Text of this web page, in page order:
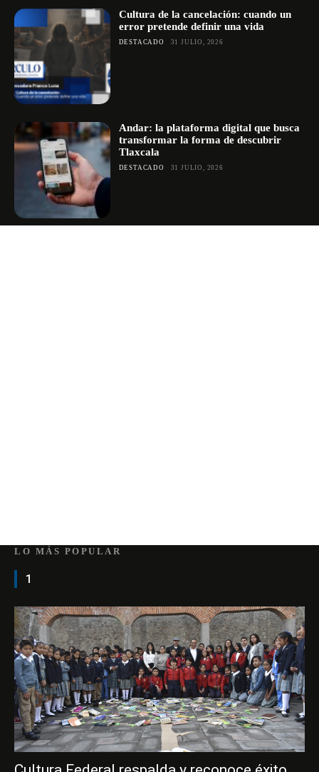
Cultura de la cancelación: cuando un
error pretende definir una vida
DESTACADO 31 JULIO, 2026
Andar: la plataforma digital que busca
transformar la forma de descubrir
Tlaxcala
DESTACADO 31 JULIO, 2026
LO MÁS POPULAR
1